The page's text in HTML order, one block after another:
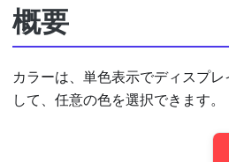
概要
カラーは、単色表示でディスプ
して、任意の色を選択できます。